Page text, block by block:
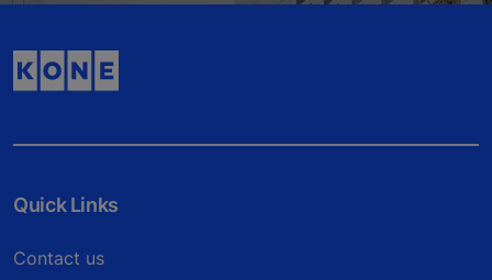
Quick Links
Contact us